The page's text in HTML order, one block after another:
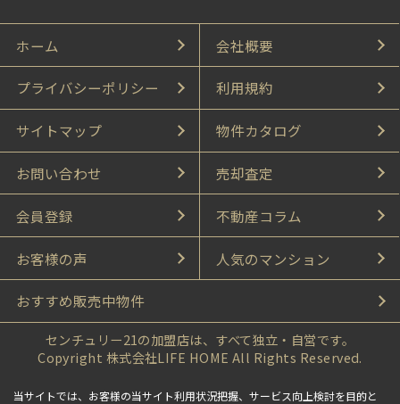
ホーム 会社概要
プライバシーポリシー 利用規約
サイトマップ 物件カタログ
お問い合わせ 売却査定
会員登録 不動産コラム
お客様の声 人気のマンション
おすすめ販売中物件
センチュリー21の加盟店は、すべて独立・自営です。
Copyright 株式会社LIFE HOME All Rights Reserved.
当サイトでは、お客様の当サイト利用状況把握、サービス向上検討を目的と